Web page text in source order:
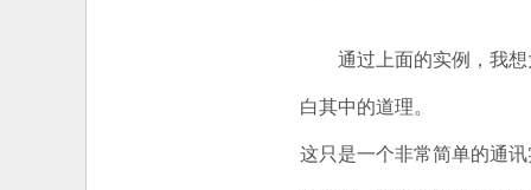
通过上面的实例，我想
白其中的道理。
这只是一个非常简单的通